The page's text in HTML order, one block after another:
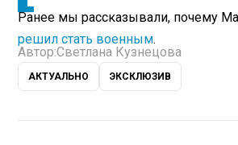
Ранее мы рассказывали, почему
решил стать военным.
Автор:Светлана Кузнецова
АКТУАЛЬНО ЭКСКЛЮЗИВ